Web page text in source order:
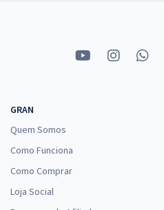
GRAN
Quem Somos
Como Funciona
Como Comprar
Loja Social